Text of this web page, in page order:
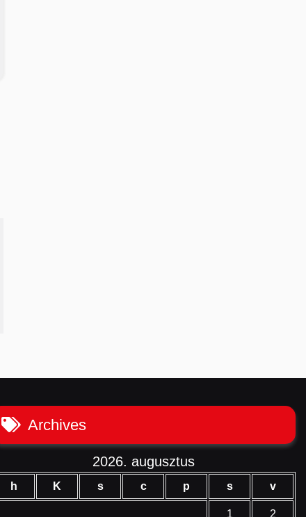
Archives
2026. augusztus
h K s c p s v
1 2